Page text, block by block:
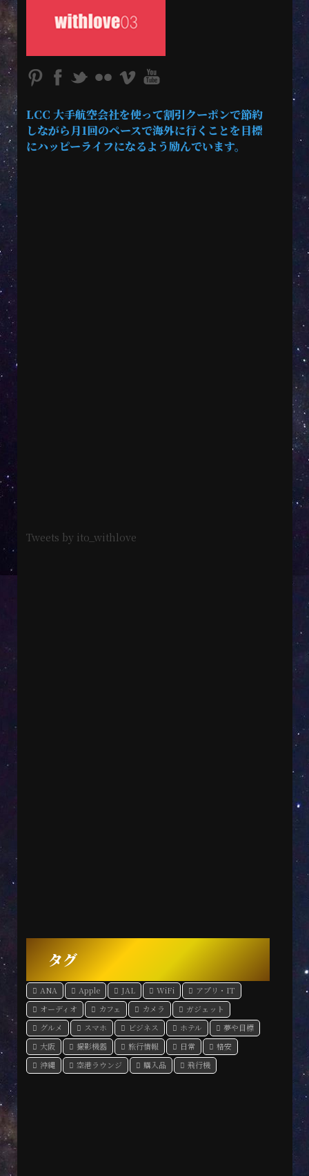
LCC 大手航空会社を使って割引クーポンで節約
しながら月1回のペースで海外に行くことを目標
にハッピーライフになるよう励んでいます。
Tweets by ito_withlove
タグ
ANA Apple JAL WiFi
アプリ・IT
オーディオ
カフェ カメラ
ガジェット
グルメ
スマホ ビジネス ホテル
夢や目標
大阪
撮影機器 旅行情報 日常
格安
沖縄
空港ラウンジ 購入品 飛行機